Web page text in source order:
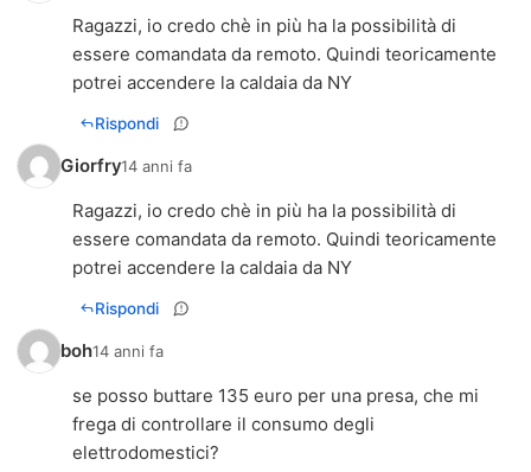
Ragazzi, io credo chè in più ha la possibilità di
essere comandata da remoto. Quindi teoricamente
potrei accendere la caldaia da NY
Rispondi
Giorfry14 anni fa
Ragazzi, io credo chè in più ha la possibilità di
essere comandata da remoto. Quindi teoricamente
potrei accendere la caldaia da NY
Rispondi
boh14 anni fa
se posso buttare 135 euro per una presa, che mi
frega di controllare il consumo degli
elettrodomestici?